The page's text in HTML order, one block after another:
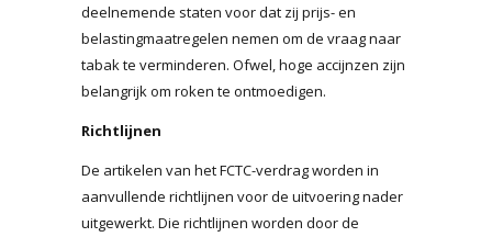
deelnemende staten voor dat zij prijs- en
belastingmaatregelen nemen om de vraag naar
tabak te verminderen. Ofwel, hoge accijnzen zijn
belangrijk om roken te ontmoedigen.
Richtlijnen
De artikelen van het FCTC-verdrag worden in
aanvullende richtlijnen voor de uitvoering nader
uitgewerkt. Die richtlijnen worden door de